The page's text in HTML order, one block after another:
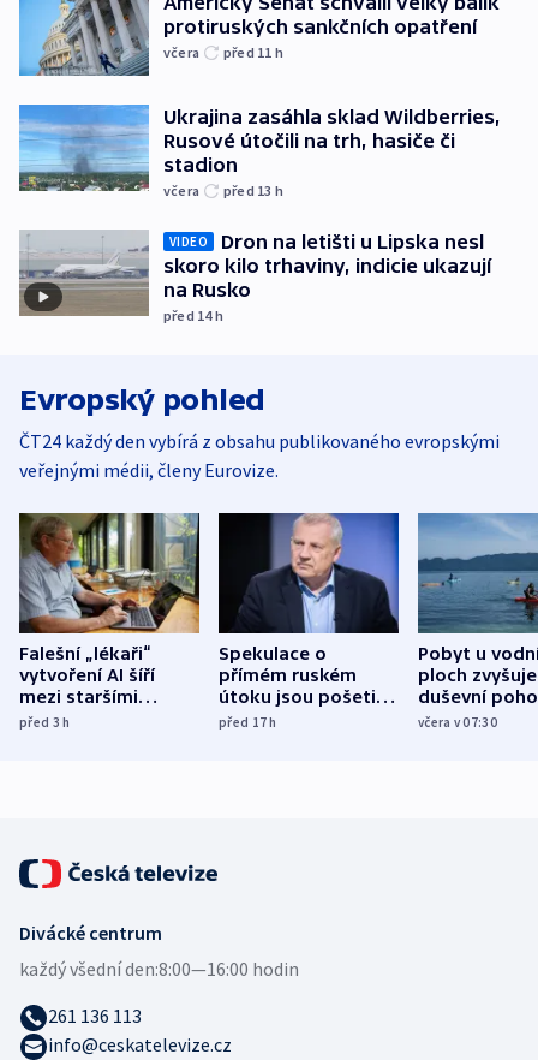
protiruských sankčních opatření
včera před 11 h
Ukrajina zasáhla sklad Wildberries,
Rusové útočili na trh, hasiče či
stadion
včera před 13 h
VIDEO
Dron na letišti u Lipska nesl
skoro kilo trhaviny, indicie ukazují
na Rusko
před 14h
Evropský pohled
ČT24 každý den vybírá z obsahu publikovaného evropskými
veřejnými médii, členy Eurovize.
Falešní „lékaři“
vytvoření AI šíří
mezi staršími
Poláky nebezpečné
před 3h
Spekulace o
přímém ruském
útoku jsou pošetilé,
míní estonský
před 17h
Pobyt u
ploch zvyšuje
duševní
ukázala
včera v 07:30
Divácké centrum
každý všední den:8:00—16:00 hodin
261 136 113
info@ceskatelevize.cz